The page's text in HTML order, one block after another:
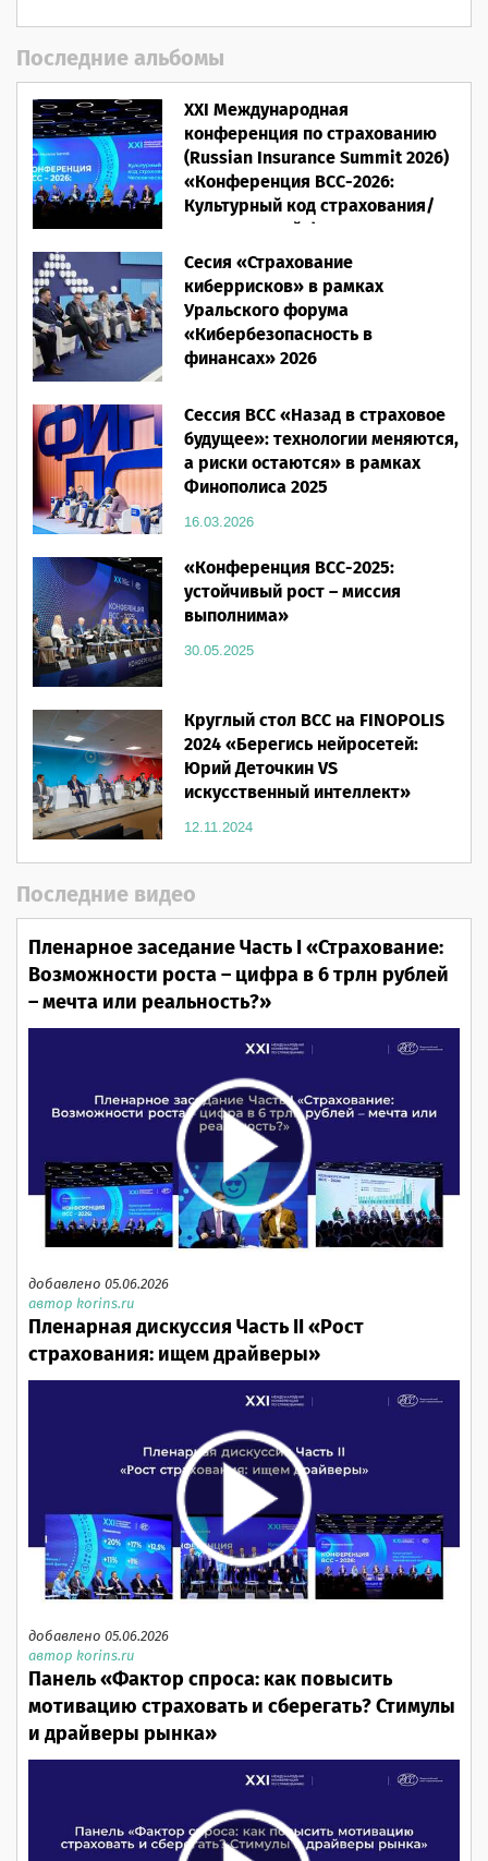
Последние альбомы
XXI Международная
конференция по страхованию
(Russian Insurance Summit 2026)
«Конференция ВСС-2026:
Культурный код страхования/
Человеческий фактор»
28.05.2026
Сесия «Страхование
киберрисков» в рамках
Уральского форума
«Кибербезопасность в
финансах» 2026
Сессия ВСС «Назад в страховое
будущее»: технологии меняются,
а риски остаются» в рамках
Финополиса 2025
16.03.2026
«Конференция ВСС-2025:
устойчивый рост – миссия
выполнима»
30.05.2025
Круглый стол ВСС на FINOPOLIS
2024 «Берегись нейросетей:
Юрий Деточкин VS
искусственный интеллект»
12.11.2024
Последние видео
Пленарное заседание Часть I «Страхование:
Возможности роста – цифра в 6 трлн рублей
– мечта или реальность?»
добавлено 05.06.2026
автор korins.ru
Пленарная дискуссия Часть II «Рост
страхования: ищем драйверы»
добавлено 05.06.2026
автор korins.ru
Панель «Фактор спроса: как повысить
мотивацию страховать и сберегать? Стимулы
и драйверы рынка»